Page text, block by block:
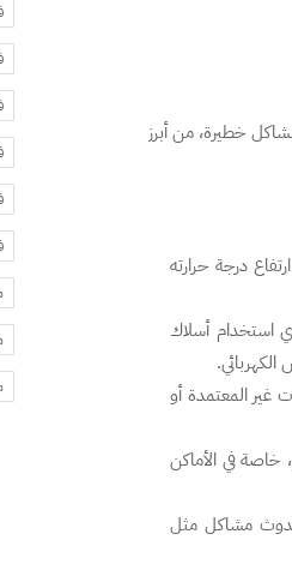
خطيرة، من أبرز
درجة حرارته
استخدام أسلاك
غير المعتمدة أو
خاصة في الأماكن
مشاكل مثل